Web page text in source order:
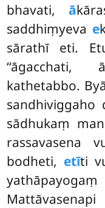
bhavati, ā
saddhiṃyeva e
sārathī eti.
‘‘āgacchati,
kathetabbo.
sādhukaṃ
rassavasena
bodheti, etīti